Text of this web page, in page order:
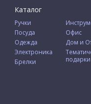
Каталог
Ручки
Посуда
Одежда
Электроника
Брелки
Офис
Дом и
подарки